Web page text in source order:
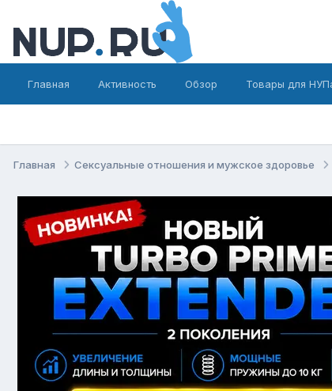
Главная Активность Обзор Товары для
Главная Сексуальные отношения и мужское здоровье